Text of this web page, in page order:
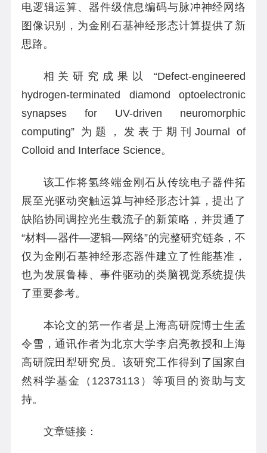
电逻辑运算、器件级信息编码与脉冲神经网络
图像识别，为金刚石基神经形态计算提供了新
思路。
相关研究成果以 “Defect-engineered
hydrogen-terminated diamond optoelectronic
synapses for UV-driven neuromorphic
computing” 为题，发表于期刊Journal of
Colloid and Interface Science。
该工作将氢终端金刚石从传统电子器件拓
展至光驱动突触运算与神经形态计算，提出了
缺陷协同调控光生载流子的新策略，并贯通了
“材料—器件—逻辑—网络”的完整研究链条，不
仅为金刚石基神经形态器件建立了性能基准，
也为发展鲁棒、事件驱动的类脑视觉系统提供
了重要参考。
本论文的第一作者是上海高研院博士生孟
令雪，通讯作者为北京大学李启亮教授和上海
高研院田犁研究员。该研究工作得到了国家自
然科学基金（12373113）等项目的资助与支
持。
文章链接：